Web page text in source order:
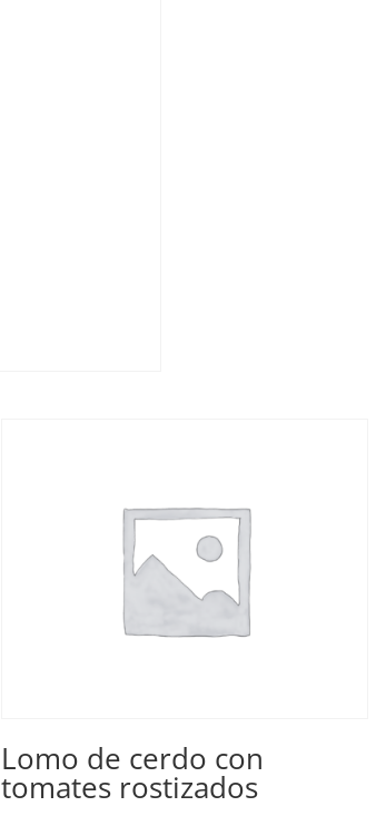
Lomo de cerdo con
tomates rostizados